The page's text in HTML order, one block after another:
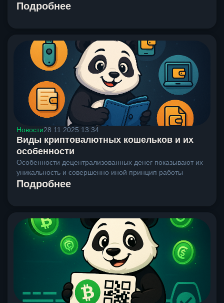
Подробнее
Новости28.11.2025 13:34
Виды криптовалютных кошельков и их
особенности
Особенности децентрализованных денег показывают их
уникальность и совершенно иной принцип работы
Подробнее